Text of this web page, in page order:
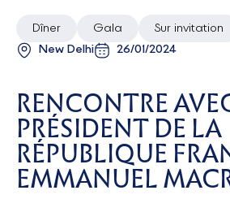
Dîner Gala
Sur invitation
New Delhi
26/01/2024
RENCONTRE
PRÉSIDENT DE LA
RÉPUBLIQUE
EMMANUEL